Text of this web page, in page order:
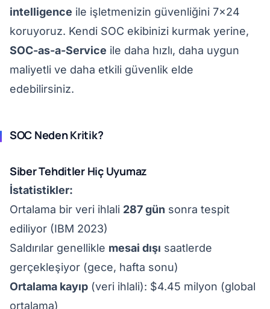
intelligence ile işletmenizin güvenliğini 7x24
koruyoruz. Kendi SOC ekibinizi kurmak yerine,
SOC-as-a-Service ile daha hızlı, daha uygun
maliyetli ve daha etkili güvenlik elde
edebilirsiniz.
SOC Neden Kritik?
Siber Tehditler Hiç Uyumaz
İstatistikler:
Ortalama bir veri ihlali 287 gün sonra tespit
ediliyor (IBM 2023)
Saldırılar genellikle mesai dışı saatlerde
gerçekleşiyor (gece, hafta sonu)
Ortalama kayıp (veri ihlali): $4.45 milyon (global
ortalama)